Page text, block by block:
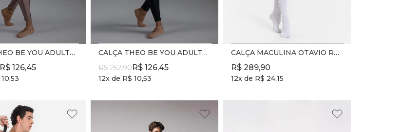
CALÇA THEO BE YOU ADULTO - REF. SD2397 - NUT
R$ 126,45
10,53
CALÇA THEO BE YOU ADULTO - REF. SD2397 - PRETO
R$ 252,90R$ 126,45
12x de R$ 10,53
CALÇA MACULINA OTAVIO REF. SD2090 - BRANCO - ADULTO
R$ 289,90
12x de R$ 24,15